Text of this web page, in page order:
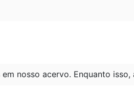
nosso acervo. Enquanto isso,